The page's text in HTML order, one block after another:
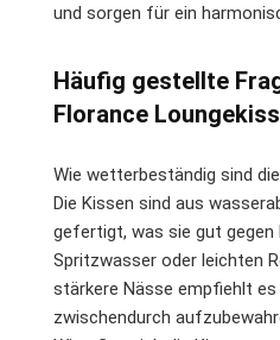
und sorgen für ein
Häufig gestellte
Florance
Wie wetterbeständig sind
Die Kissen sind aus
gefertigt, was sie gut gegen
Spritzwasser oder leichten
stärkere Nässe empfiehlt es
zwischendurch